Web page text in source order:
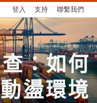
登入 支持 聯繫我們
：如何
盪環境